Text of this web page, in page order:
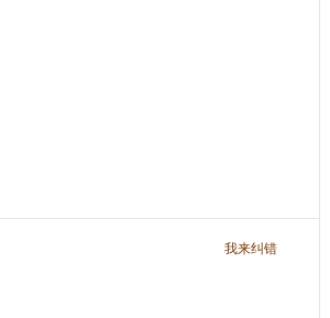
我来纠错